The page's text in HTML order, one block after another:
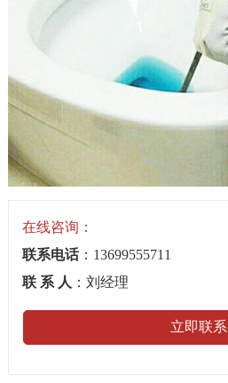
在线咨询：
联系电话：13699555711
联 系 人 ：刘经理
立即联系